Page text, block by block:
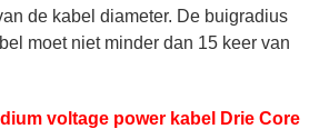
de kabel diameter. De buigradius
moet niet minder dan 15 keer van
voltage power kabel Drie Core